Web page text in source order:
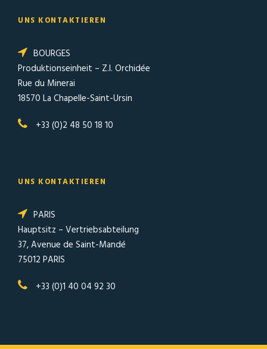
UNS KONTAKTIEREN
BOURGES
Produktionseinheit – Z.I. Orchidée
Rue du Minerai
18570 La Chapelle-Saint-Ursin
+33 (0)2 48 50 18 10
UNS KONTAKTIEREN
PARIS
Hauptsitz – Vertriebsabteilung
37, Avenue de Saint-Mandé
75012 PARIS
+33 (0)1 40 04 92 30